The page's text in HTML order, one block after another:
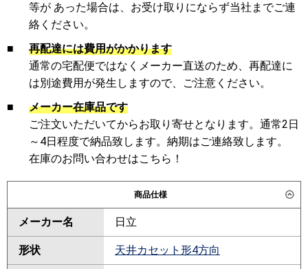
等が あった場合は、お受け取りにならず当社までご連
絡ください。
■
再配達には費用がかかります
通常の宅配便ではなくメーカー直送のため、再配達に
は別途費用が発生しますので、ご注意ください。
■
メーカー在庫品です
ご注文いただいてからお取り寄せとなります。通常2日
～4日程度で納品致します。納期はご連絡致します。
在庫のお問い合わせはこちら！
商品仕様
メーカー名 日立
形状 天井カセット形4方向